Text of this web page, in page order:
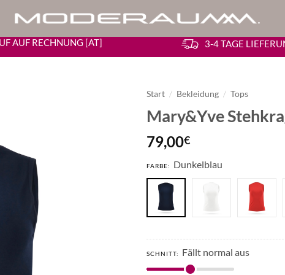
AUF RECHNUNG [AT] 3-4 TAGE
Start / Bekleidung / Tops
Mary&Yve
79,00€
FARBE: Dunkelblau
SCHNITT: Fällt normal aus